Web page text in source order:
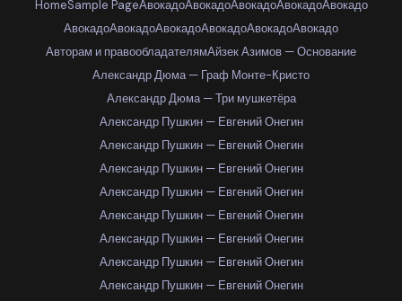
HomeSample PageАвокадоАвокадоАвокадоАвокадоАвокадо
АвокадоАвокадоАвокадоАвокадоАвокадоАвокадо
Авторам и правообладателямАйзек Азимов — Основание
Александр Дюма — Граф Монте-Кристо
Александр Дюма — Три мушкетёра
Александр Пушкин — Евгений Онегин
Александр Пушкин — Евгений Онегин
Александр Пушкин — Евгений Онегин
Александр Пушкин — Евгений Онегин
Александр Пушкин — Евгений Онегин
Александр Пушкин — Евгений Онегин
Александр Пушкин — Евгений Онегин
Александр Пушкин — Евгений Онегин